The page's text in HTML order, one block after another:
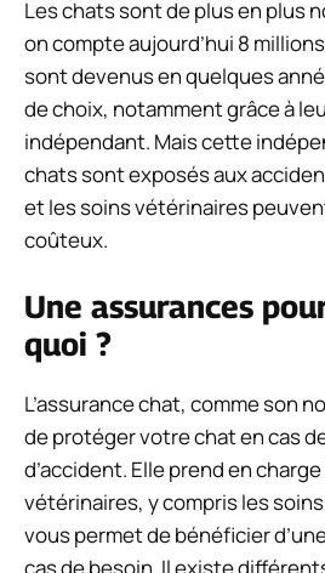
Les chats sont de plus en plus
on compte aujourd’hui 8
sont devenus en quelques
de choix, notamment grâce à
indépendant. Mais cette
chats sont exposés aux
et les soins vétérinaires
coûteux.
Une assurances
quoi ?
L’assurance chat, comme son
de protéger votre chat en cas
d’accident. Elle prend en
vétérinaires, y compris les
vous permet de bénéficier
cas de besoin. Il existe